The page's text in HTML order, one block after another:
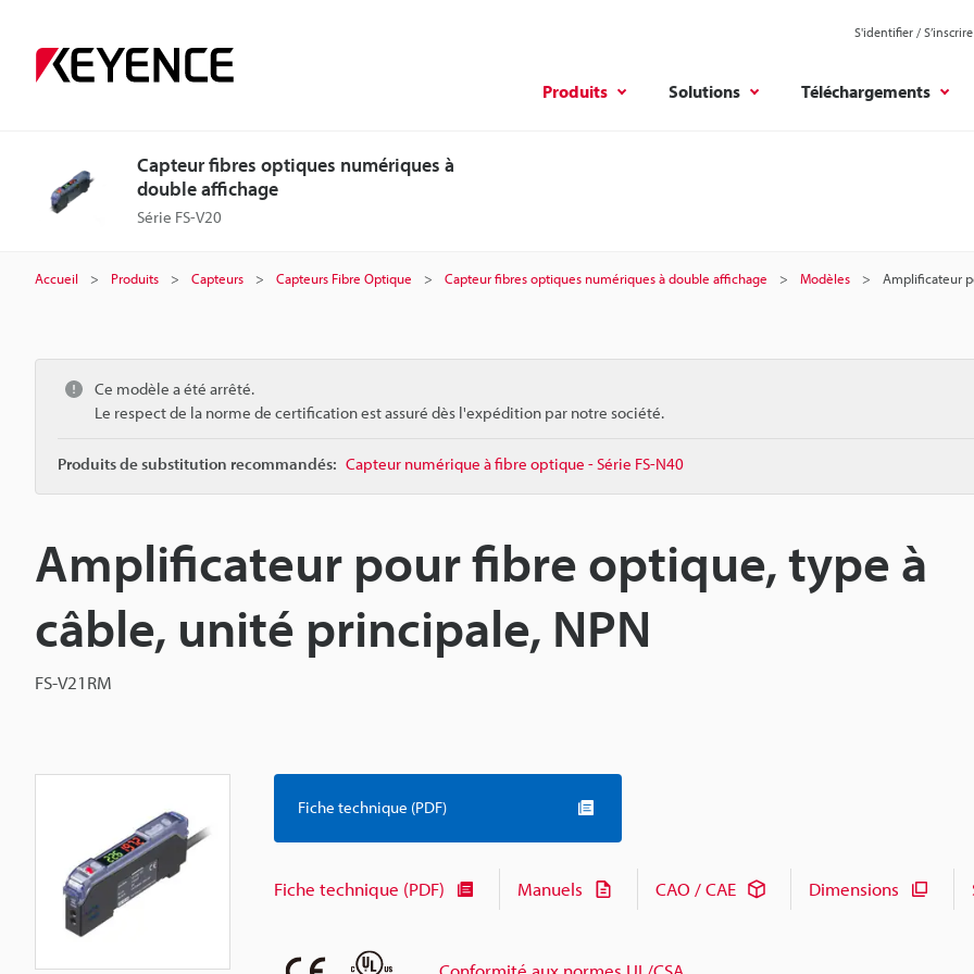
S'identifier / S’inscrire
Produits Solutions Téléchargements
Capteur fibres optiques numériques à
double affichage
Série FS-V20
Accueil Produits Capteurs Capteurs Fibre Optique Capteur fibres optiques numériques à double affichage Modèles Amplificateur
Ce modèle a été arrêté.
Le respect de la norme de certification est assuré dès l'expédition par notre société.
Produits de substitution recommandés: Capteur numérique à fibre optique - Série FS-N40
Amplificateur pour fibre optique, type à
câble, unité principale, NPN
FS-V21RM
Fiche technique (PDF)
Fiche technique (PDF) Manuels CAO / CAE Dimensions